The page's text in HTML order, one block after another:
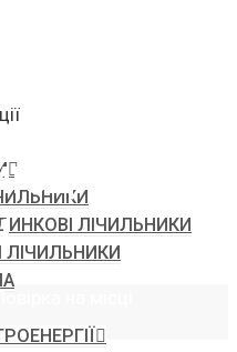
ЛІЧИЛЬНИКИ
на місці